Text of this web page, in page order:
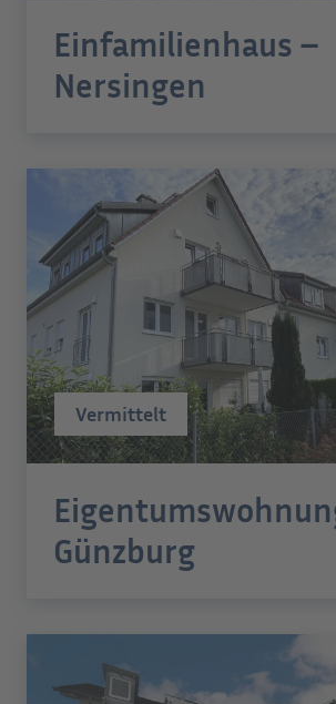
Einfamilienhaus –
Nersingen
Vermittelt
Günzburg